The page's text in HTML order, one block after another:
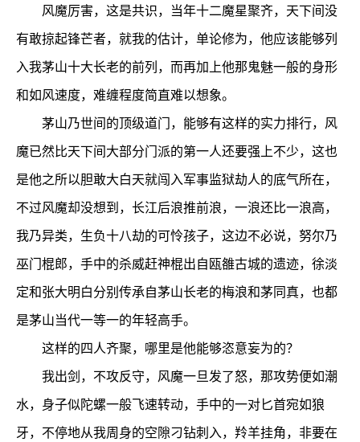
风魔厉害，这是共识，当年十二魔星聚齐，天下间没
有敢掠起锋芒者，就我的估计，单论修为，他应该能够列
入我茅山十大长老的前列，而再加上他那鬼魅一般的身形
和如风速度，难缠程度简直难以想象。
茅山乃世间的顶级道门，能够有这样的实力排行，风
魔已然比天下间大部分门派的第一人还要强上不少，这也
是他之所以胆敢大白天就闯入军事监狱劫人的底气所在，
不过风魔却没想到，长江后浪推前浪，一浪还比一浪高，
我乃异类，生负十八劫的可怜孩子，这边不必说，努尔乃
巫门棍郎，手中的杀威赶神棍出自瓯雒古城的遗迹，徐淡
定和张大明白分别传承自茅山长老的梅浪和茅同真，也都
是茅山当代一等一的年轻高手。
这样的四人齐聚，哪里是他能够恣意妄为的？
我出剑，不攻反守，风魔一旦发了怒，那攻势便如潮
水，身子似陀螺一般飞速转动，手中的一对匕首宛如狼
牙，不停地从我周身的空隙刁钻刺入，羚羊挂角，非要在